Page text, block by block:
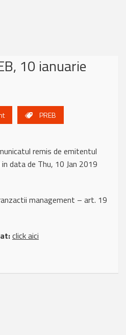
10 ianuarie
PREB
remis de emitentul
in data de Thu, 10 Jan 2019
management – art. 19
click aici